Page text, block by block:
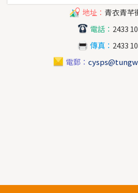
地址： 青衣青芊
電話： 2433
傳真： 2433
電郵：